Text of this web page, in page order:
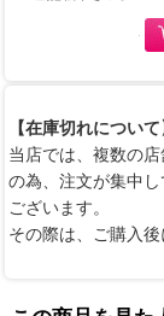
【在庫切れについて
当店では、複数の
の為、注文が集中
ございます。
その際は、ご購入後